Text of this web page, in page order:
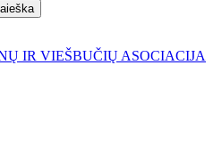
IR VIEŠBUČIŲ ASOCIACIJA